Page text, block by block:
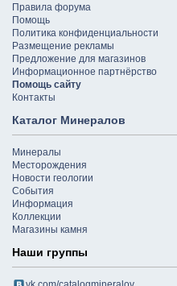
Правила форума
Помощь
Политика конфиденциальности
Размещение рекламы
Предложение для магазинов
Информационное партнёрство
Помощь сайту
Контакты
Каталог Минералов
Минералы
Месторождения
Новости геологии
События
Информация
Коллекции
Магазины камня
Наши группы